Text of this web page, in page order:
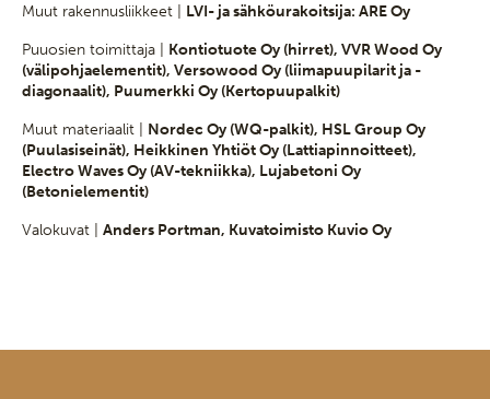
Muut rakennusliikkeet | LVI- ja sähköurakoitsija: ARE Oy
Puuosien toimittaja | Kontiotuote Oy (hirret), VVR Wood Oy
(välipohjaelementit), Versowood Oy (liimapuupilarit ja -
diagonaalit), Puumerkki Oy (Kertopuupalkit)
Muut materiaalit | Nordec Oy (WQ-palkit), HSL Group Oy
(Puulasiseinät), Heikkinen Yhtiöt Oy (Lattiapinnoitteet),
Electro Waves Oy (AV-tekniikka), Lujabetoni Oy
(Betonielementit)
Valokuvat | Anders Portman, Kuvatoimisto Kuvio Oy